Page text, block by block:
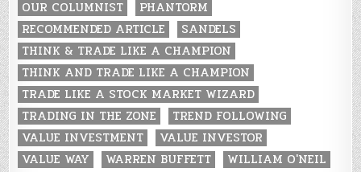
OUR COLUMNIST
PHANTORM
RECOMMENDED ARTICLE
SANDELS
THINK & TRADE LIKE A CHAMPION
THINK AND TRADE LIKE A CHAMPION
TRADE LIKE A STOCK MARKET WIZARD
TRADING IN THE ZONE
TREND FOLLOWING
VALUE INVESTMENT
VALUE INVESTOR
VALUE WAY
WARREN BUFFETT
WILLIAM O'NEIL